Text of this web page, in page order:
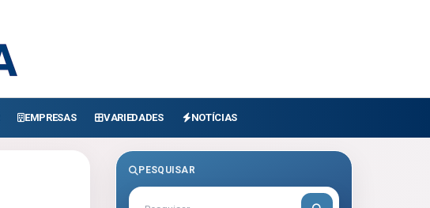
EMPRESAS VARIEDADES NOTÍCIAS
PESQUISAR